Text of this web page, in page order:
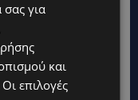
σας για
και
επιλογές